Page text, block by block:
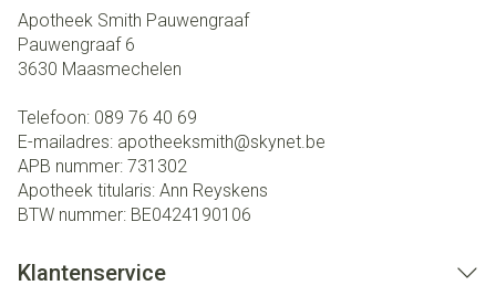
Apotheek Smith Pauwengraaf
Pauwengraaf 6
3630 Maasmechelen
Telefoon: 089 76 40 69
E-mailadres: apotheeksmith@skynet.be
APB nummer: 731302
Apotheek titularis: Ann Reyskens
BTW nummer: BE0424190106
Klantenservice